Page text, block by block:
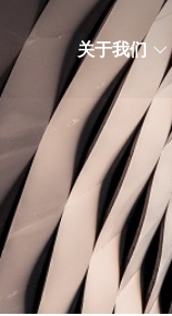
MAIN
关于我们